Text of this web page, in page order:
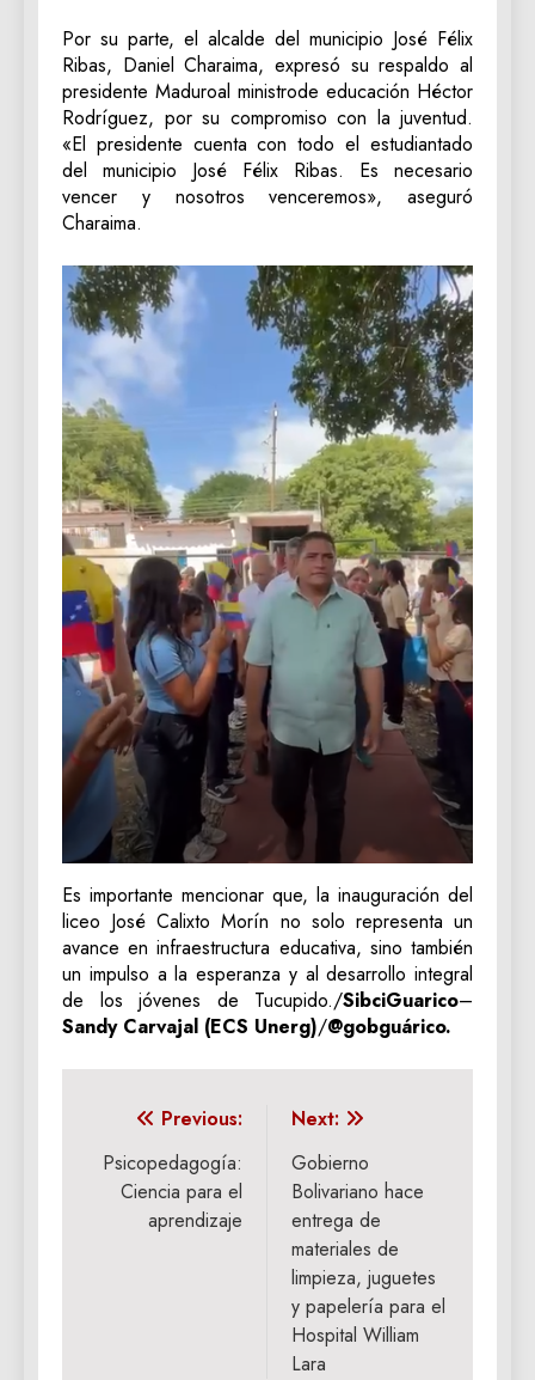
Por su parte, el alcalde del municipio José Félix
Ribas, Daniel Charaima, expresó su respaldo al
presidente Maduroal ministrode educación Héctor
Rodríguez, por su compromiso con la juventud.
«El presidente cuenta con todo el estudiantado
del municipio José Félix Ribas. Es necesario
vencer y nosotros venceremos», aseguró
Charaima.
Es importante mencionar que, la inauguración del
liceo José Calixto Morín no solo representa un
avance en infraestructura educativa, sino también
un impulso a la esperanza y al desarrollo integral
de los jóvenes de Tucupido./SibciGuarico–
Sandy Carvajal (ECS Unerg)/@gobguárico.
Navegación
de
entradas
Previous:
Psicopedagogía:
Ciencia para el
aprendizaje
Next:
Gobierno
Bolivariano hace
entrega de
materiales de
limpieza, juguetes
y papelería para el
Hospital William
Lara